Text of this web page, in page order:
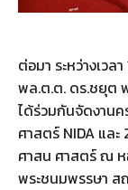
ต่อมา ระหว่างเว
พล.ต.ต. ดร.ชยุต
ได้ร่วมกันจัดงานค
ศาสตร์ NIDA แล
ศาสน ศาสตร์ ณ ห
พระชนมพรรษา